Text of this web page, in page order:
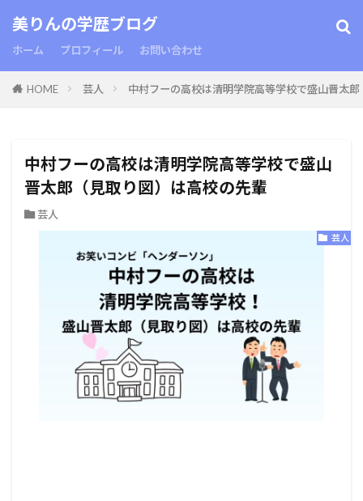
美りんの学歴ブログ
ホーム プロフィール お問い合わせ
HOME 芸人 中村フーの高校は清明学院高等学校で盛山晋太
中村フーの高校は清明学院高等学校で盛山
晋太郎（見取り図）は高校の先輩
芸人
芸人